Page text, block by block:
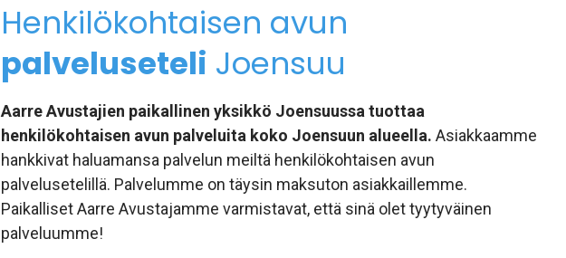
Henkilökohtaisen avun
palveluseteli Joensuu
Aarre Avustajien paikallinen yksikkö Joensuussa tuottaa
henkilökohtaisen avun palveluita koko Joensuun alueella. Asiakkaamme
hankkivat haluamansa palvelun meiltä henkilökohtaisen avun
palvelusetelillä. Palvelumme on täysin maksuton asiakkaillemme.
Paikalliset Aarre Avustajamme varmistavat, että sinä olet tyytyväinen
palveluumme!